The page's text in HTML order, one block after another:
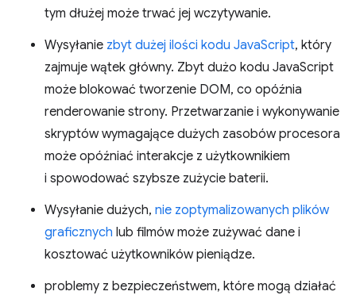
tym dłużej może trwać jej wczytywanie.
Wysyłanie zbyt dużej ilości kodu JavaScript, który
zajmuje wątek główny. Zbyt dużo kodu JavaScript
może blokować tworzenie DOM, co opóźnia
renderowanie strony. Przetwarzanie i wykonywanie
skryptów wymagające dużych zasobów procesora
może opóźniać interakcje z użytkownikiem
i spowodować szybsze zużycie baterii.
Wysyłanie dużych, nie zoptymalizowanych plików
graficznych lub filmów może zużywać dane i
kosztować użytkowników pieniądze.
problemy z bezpieczeństwem, które mogą działać